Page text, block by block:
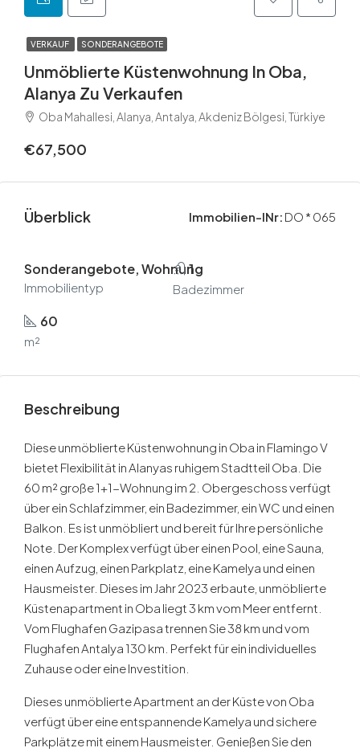
VERKAUF SONDERANGEBOTE
Unmöblierte Küstenwohnung In Oba,
Alanya Zu Verkaufen
Oba Mahallesi, Alanya, Antalya, Akdeniz Bölgesi, Türkiye
€67,500
Überblick Immobilien-INr: DO * 065
Sonderangebote, Wohnung
Immobilientyp
1
Badezimmer
60
m²
Beschreibung
Diese unmöblierte Küstenwohnung in Oba in Flamingo V
bietet Flexibilität in Alanyas ruhigem Stadtteil Oba. Die
60 m² große 1+1-Wohnung im 2. Obergeschoss verfügt
über ein Schlafzimmer, ein Badezimmer, ein WC und einen
Balkon. Es ist unmöbliert und bereit für Ihre persönliche
Note. Der Komplex verfügt über einen Pool, eine Sauna,
einen Aufzug, einen Parkplatz, eine Kamelya und einen
Hausmeister. Dieses im Jahr 2023 erbaute, unmöblierte
Küstenapartment in Oba liegt 3 km vom Meer entfernt.
Vom Flughafen Gazipasa trennen Sie 38 km und vom
Flughafen Antalya 130 km. Perfekt für ein individuelles
Zuhause oder eine Investition.
Dieses unmöblierte Apartment an der Küste von Oba
verfügt über eine entspannende Kamelya und sichere
Parkplätze mit einem Hausmeister. Genießen Sie den